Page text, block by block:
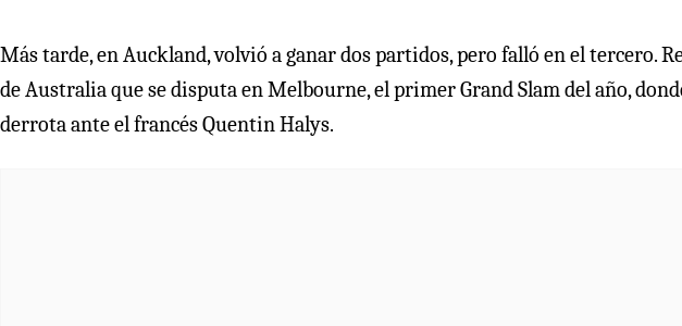
Más tarde, en Auckland, volvió a ganar dos partidos, pero falló en el tercero.
de Australia que se disputa en Melbourne, el primer Grand Slam del año,
derrota ante el francés Quentin Halys.